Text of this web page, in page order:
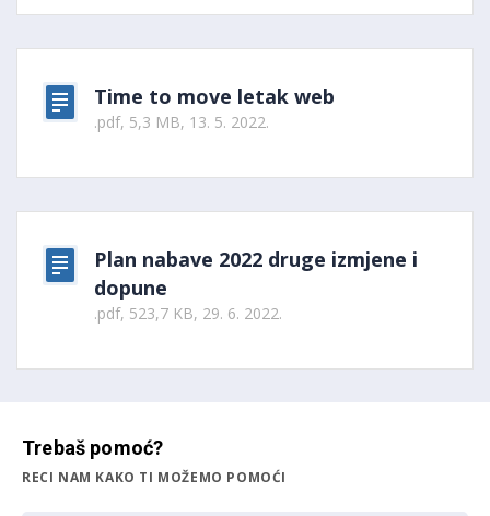
Time to move letak web
.pdf, 5,3 MB, 13. 5. 2022.
Plan nabave 2022 druge izmjene i
dopune
.pdf, 523,7 KB, 29. 6. 2022.
Trebaš pomoć?
RECI NAM KAKO TI MOŽEMO POMOĆI